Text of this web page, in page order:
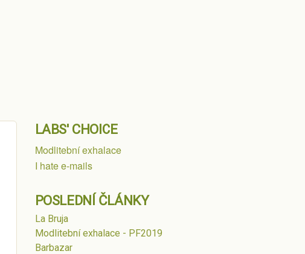
LABS' CHOICE
Modlitební exhalace
I hate e-mails
POSLEDNÍ ČLÁNKY
La Bruja
Modlitební exhalace - PF2019
Barbazar